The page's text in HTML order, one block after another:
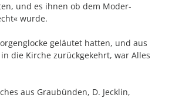
und es ihnen ob dem Moder-
wurde.
geläutet hatten, und aus
die Kirche zurückgekehrt, war Alles
aus Graubünden, D. Jecklin,